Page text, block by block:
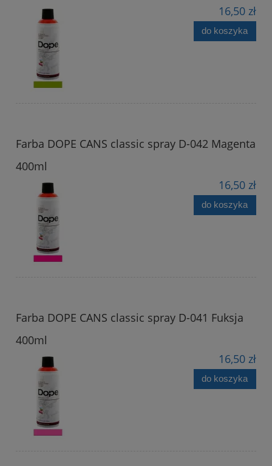
16,50 zł
do koszyka
Farba DOPE CANS classic spray D-042 Magenta
400ml
16,50 zł
do koszyka
Farba DOPE CANS classic spray D-041 Fuksja
400ml
16,50 zł
do koszyka